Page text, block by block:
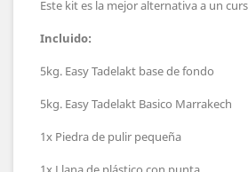
Este kit es la mejor alternativa a un
Incluido:
5kg. Easy Tadelakt base de fondo
5kg. Easy Tadelakt Basico Marrakech
1x Piedra de pulir pequeña